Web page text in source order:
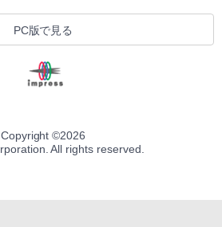
PC版で見る
Copyright ©2026
All rights reserved.